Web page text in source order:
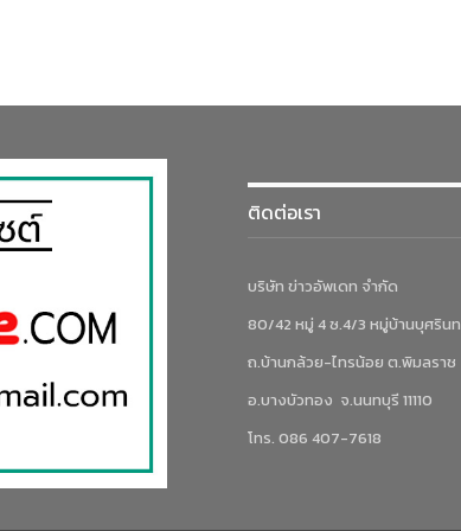
ติดต่อเรา
บริษัท ข่าวอัพเดท จำกัด
80/42 หมู่ 4 ซ.4/3 หมู่บ้านบุศริน
ถ.บ้านกล้วย-ไทรน้อย ต.พิมลราช
อ.บางบัวทอง จ.นนทบุรี 11110
โทร. 086 407-7618